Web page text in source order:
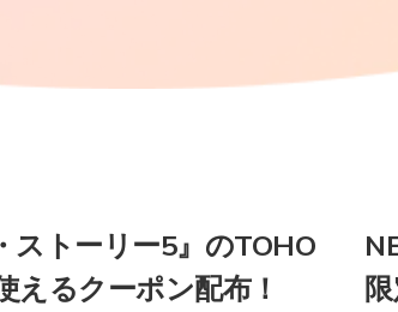
ストーリー5』のTOHO
えるクーポン配布！